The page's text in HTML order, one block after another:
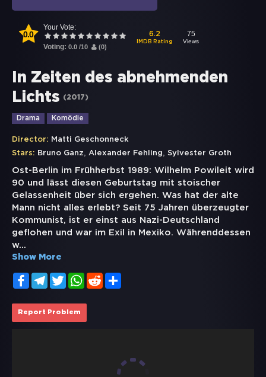
0.0
Your Vote:
Voting: 0.0 /10 (0)
6.2
IMDB Rating
75
Views
In Zeiten des abnehmenden
Lichts
(2017)
Drama Komödie
Director: Matti Geschonneck
Stars: Bruno Ganz, Alexander Fehling, Sylvester Groth
Ost-Berlin im Frühherbst 1989: Wilhelm Powileit wird
90 und lässt diesen Geburtstag mit stoischer
Gelassenheit über sich ergehen. Was hat der alte
Mann nicht alles erlebt? Seit 75 Jahren überzeugter
Kommunist, ist er einst aus Nazi-Deutschland
geflohen und war im Exil in Mexiko. Währenddessen
w...
Show More
FacebookTelegramTwitterWhatsApp
Reddit
Report Problem